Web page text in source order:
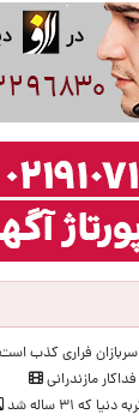
فراری کذب است
مازندرانی
۳۱ ساله شد